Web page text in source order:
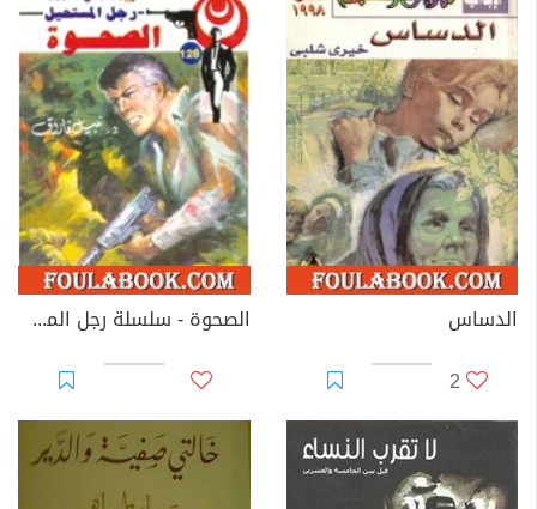
الدساس
2
الصحوة - سلسلة رجل المستحيل